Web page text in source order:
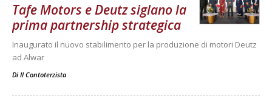
Tafe Motors e Deutz siglano la
prima partnership strategica
Inaugurato il nuovo stabilimento per la produzione di motori Deutz
ad Alwar
Di Il Contoterzista